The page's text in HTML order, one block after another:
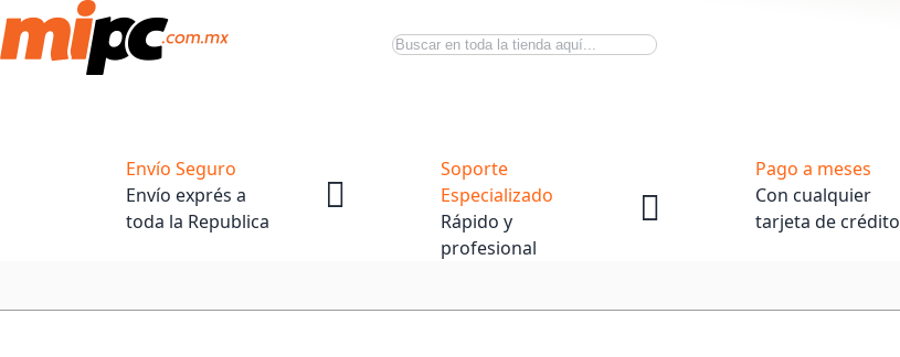
Buscar
Envío Seguro
Envío exprés a
toda la Republica
Soporte
Especializado
Rápido y
profesional
Pago a meses
Con cualquier
tarjeta de crédito